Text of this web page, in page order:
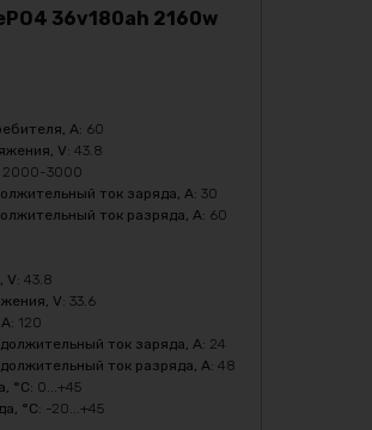
36v180ah 2160w
A: 60
V: 43.8
2000-3000
ток заряда, A: 30
ток разряда, A: 60
V: 43.8
V: 33.6
: 120
ток заряда, A: 24
ток разряда, A: 48
°C: 0...+45
°C: -20...+45